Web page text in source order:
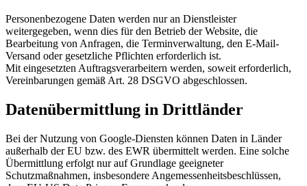
Personenbezogene Daten werden nur an Dienstleister
weitergegeben, wenn dies für den Betrieb der Website, die
Bearbeitung von Anfragen, die Terminverwaltung, den E-Mail-
Versand oder gesetzliche Pflichten erforderlich ist.
Mit eingesetzten Auftragsverarbeitern werden, soweit erforderlich,
Vereinbarungen gemäß Art. 28 DSGVO abgeschlossen.
Datenübermittlung in Drittländer
Bei der Nutzung von Google-Diensten können Daten in Länder
außerhalb der EU bzw. des EWR übermittelt werden. Eine solche
Übermittlung erfolgt nur auf Grundlage geeigneter
Schutzmaßnahmen, insbesondere Angemessenheitsbeschlüssen,